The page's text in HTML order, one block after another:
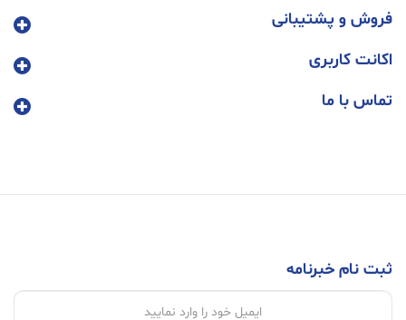
فروش و پشتیبانی
اکانت کاربری
تماس با ما
ثبت نام خبرنامه